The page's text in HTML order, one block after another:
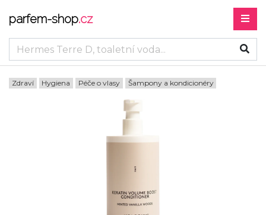
parfem-shop.cz
Zdraví Hygiena Péče o vlasy Šampony a kondicionéry